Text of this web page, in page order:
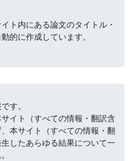
ト内にある論文のタイトル・
的に作成しています。
す。
イト（すべての情報・翻訳含
本サイト（すべての情報・翻
したあらゆる結果について一